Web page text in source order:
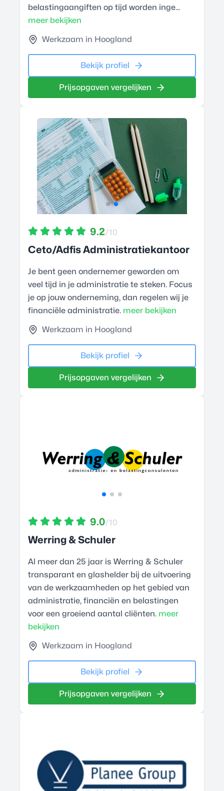
belastingaangiften op tijd worden inge...
meer bekijken
Werkzaam in Hoogland
Bekijk profiel
Prijsopgaven vergelijken
9.2/10
Ceto/Adfis Administratiekantoor
Je bent geen ondernemer geworden om
veel tijd in je administratie te steken. Focus
je op jouw onderneming, dan regelen wij je
financiële administratie. meer bekijken
Werkzaam in Hoogland
Bekijk profiel
Prijsopgaven vergelijken
9.0/10
Werring & Schuler
Al meer dan 25 jaar is Werring & Schuler
transparant en glashelder bij de uitvoering
van de werkzaamheden op het gebied van
administratie, financiën en belastingen
voor een groeiend aantal cliënten. meer
bekijken
Werkzaam in Hoogland
Bekijk profiel
Prijsopgaven vergelijken